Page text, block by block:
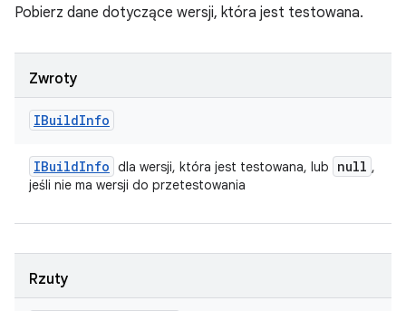
Pobierz dane dotyczące wersji, która jest testowana.
Zwroty
IBuildInfo
IBuildInfo dla wersji, która jest testowana, lub null ,
jeśli nie ma wersji do przetestowania
Rzuty